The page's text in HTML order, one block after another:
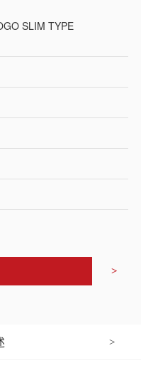
>
SLIM TYPE
>